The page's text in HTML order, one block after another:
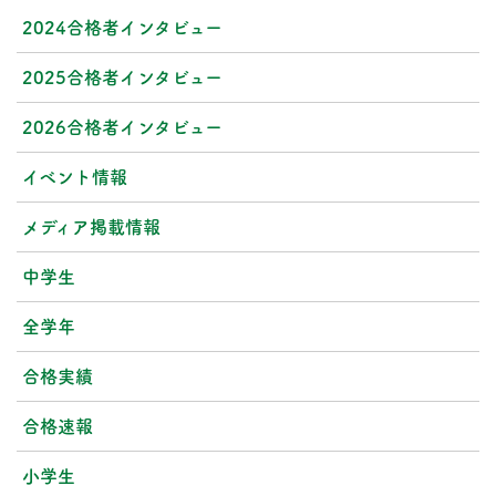
2024合格者インタビュー
2025合格者インタビュー
2026合格者インタビュー
イベント情報
メディア掲載情報
中学生
全学年
合格実績
合格速報
小学生